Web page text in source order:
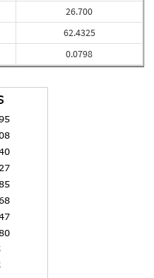
26.700
62.4325
0.0798